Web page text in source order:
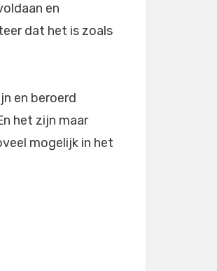
en
dat het is zoals
en beroerd
het zijn maar
mogelijk in het